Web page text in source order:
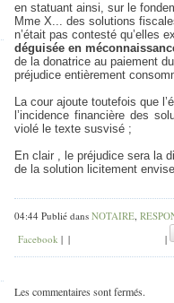
en statuant ainsi, sur le
Mme X... des solutions
n’était pas contesté qu’elles
déguisée en
de la donatrice au paiement
préjudice entièrement
La cour ajoute toutefois que
l’incidence financière des
violé le texte susvisé ;
En clair , le préjudice sera la
de la solution licitement
04:44 Publié dans NOTAIRE,
Facebook | | |
Les commentaires sont fermés.